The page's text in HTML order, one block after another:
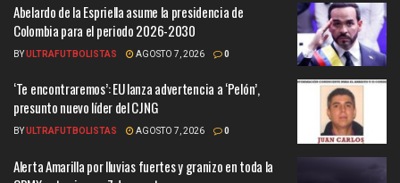
Abelardo de la Espriella asume la presidencia de
Colombia para el periodo 2026-2030
BYULTRAFUTBOLISTAS AGOSTO 7, 2026 0
‘Te encontraremos’: EU lanza advertencia a ‘Pelón’,
presunto nuevo líder del CJNG
BYULTRAFUTBOLISTAS AGOSTO 7, 2026 0
Alerta Amarilla por lluvias fuertes y granizo en toda la